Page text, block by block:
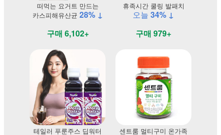
떠먹는 요거트 만드는
카스피해유산균 28% ↓
구매 6,102+
휴족시간 쿨링 발패치
오늘 34% ↓
구매 979+
테일러 푸룬주스 딥워터 센트룸 멀티구미 온가족